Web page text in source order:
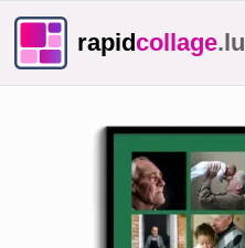
rapidcollage.lu